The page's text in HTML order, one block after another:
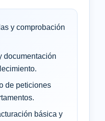
y comprobación
documentación
de peticiones
básica y